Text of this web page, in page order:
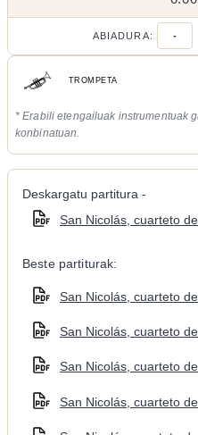
ABIADURA: -
TROMPETA
* Erabili etengailuak instrumentuak
konbinatuan.
Deskargatu partitura -
San Nicolás, cuarteto
Beste partiturak:
San Nicolás, cuarteto
San Nicolás, cuarteto
San Nicolás, cuarteto
San Nicolás, cuarteto